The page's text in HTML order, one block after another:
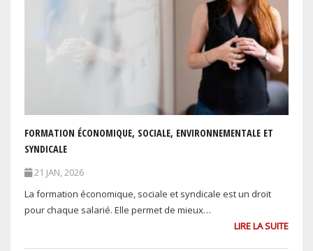
FORMATION ÉCONOMIQUE, SOCIALE, ENVIRONNEMENTALE ET
SYNDICALE
21 JAN, 2026
La formation économique, sociale et syndicale est un droit
pour chaque salarié. Elle permet de mieux…
LIRE LA SUITE